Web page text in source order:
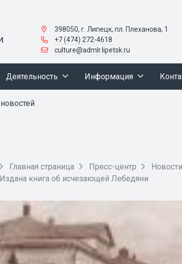
398050, г. Липецк, пл. Плеханова, 1
+7 (474) 272-4618
culture@admlr.lipetsk.ru
Деятельность Информация
Главная страница Пресс-центр Новости
Издана книга об исчезающей Лебедяни